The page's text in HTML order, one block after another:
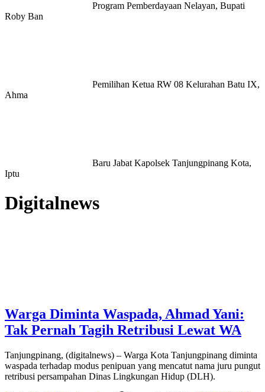
Program Pemberdayaan Nelayan, Bupati
Roby Ban
Pemilihan Ketua RW 08 Kelurahan Batu IX,
Ahma
Baru Jabat Kapolsek Tanjungpinang Kota,
Iptu
Digitalnews
Warga Diminta Waspada, Ahmad Yani:
Tak Pernah Tagih Retribusi Lewat WA
Tanjungpinang, (digitalnews) – Warga Kota Tanjungpinang diminta
waspada terhadap modus penipuan yang mencatut nama juru pungut
retribusi persampahan Dinas Lingkungan Hidup (DLH).